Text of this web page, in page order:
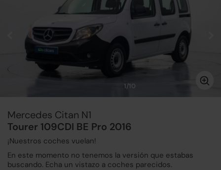
1/10
Mercedes Citan N1
Tourer 109CDI BE Pro 2016
¡Nuestros coches vuelan!
En este momento no tenemos la versión que estabas
buscando. Echa un vistazo a coches parecidos.